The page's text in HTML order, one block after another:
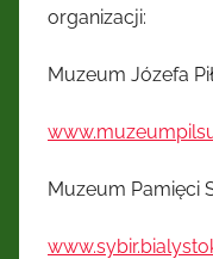
Cywilnych
Kresów
organizacji:
Muzeum Józefa
Muzeum Pamięci